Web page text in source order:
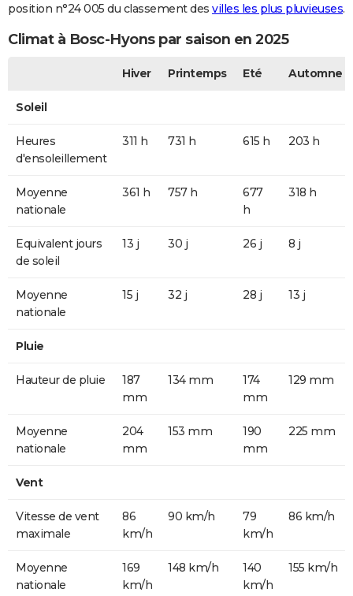
position n°24 005 du classement des villes les plus pluvieuses.
Climat à Bosc-Hyons par saison en 2025
Hiver Printemps Eté Automne
Soleil
Heures
d'ensoleillement
311 h 731 h 615 h 203 h
Moyenne
nationale
361 h 757 h
677
h
318 h
Equivalent jours
de soleil
13 j 30 j 26 j 8 j
Moyenne
nationale
15 j 32 j 28 j 13 j
Pluie
Hauteur de pluie
187
mm
134 mm
174
mm
129 mm
Moyenne
nationale
204
mm
153 mm
190
mm
225 mm
Vent
Vitesse de vent
maximale
86
km/h
90 km/h
79
km/h
86 km/h
Moyenne
nationale
169
km/h
148 km/h
140
km/h
155 km/h